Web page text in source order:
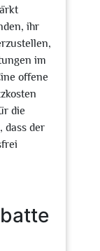
ihr
im
offene
die
dass der